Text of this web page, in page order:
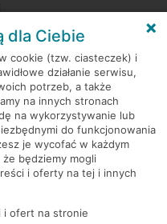
dla Ciebie
cookie (tzw. ciasteczek) i
działanie serwisu,
potrzeb, a także
na innych stronach
na wykorzystywanie lub
do funkcjonowania
je wycofać w każdym
będziemy mogli
i oferty na tej i innych
i ofert na stronie